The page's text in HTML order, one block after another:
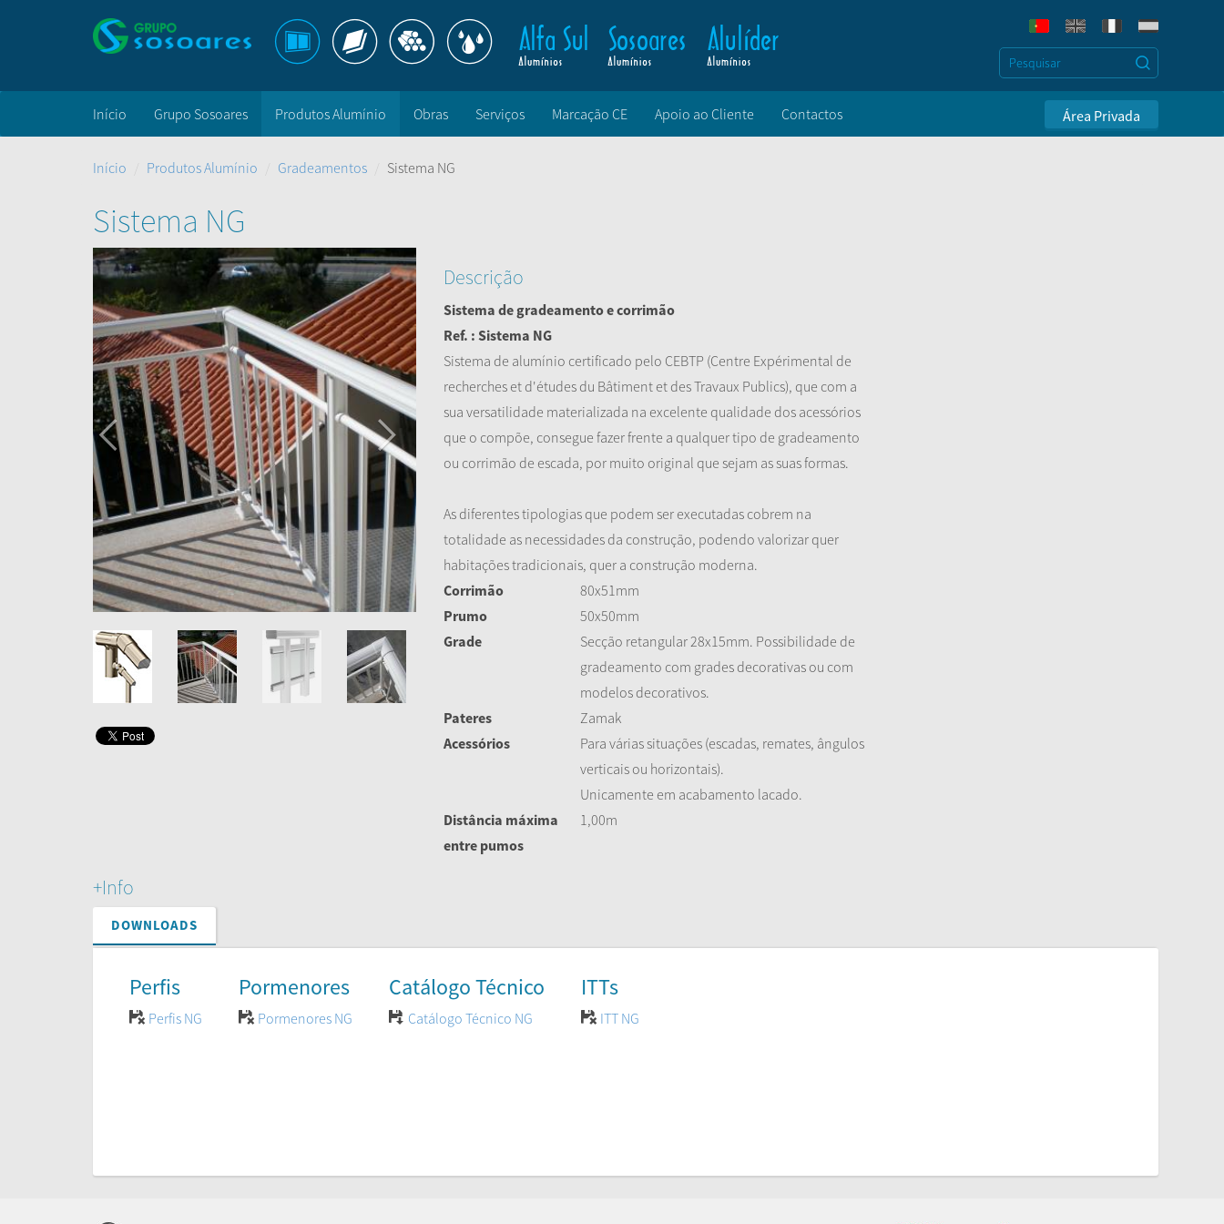
Área Privada
Início Grupo Sosoares Produtos Alumínio Obras Serviços Marcação CE Apoio ao Cliente Contactos
Início Produtos Alumínio Gradeamentos Sistema NG
Sistema NG
Descrição
Sistema de gradeamento e corrimão
Ref. : Sistema NG
Sistema de alumínio certificado pelo CEBTP (Centre Expérimental de
recherches et d'études du Bâtiment et des Travaux Publics), que com a
sua versatilidade materializada na excelente qualidade dos acessórios
que o compõe, consegue fazer frente a qualquer tipo de gradeamento
ou corrimão de escada, por muito original que sejam as suas formas.
As diferentes tipologias que podem ser executadas cobrem na
totalidade as necessidades da construção, podendo valorizar quer
habitações tradicionais, quer a construção moderna.
Corrimão
80x51mm
Prumo
50x50mm
Grade
Secção retangular 28x15mm. Possibilidade de
gradeamento com grades decorativas ou com
modelos decorativos.
Pateres
Zamak
Acessórios
Para várias situações (escadas, remates, ângulos
verticais ou horizontais).
Unicamente em acabamento lacado.
Distância máxima
entre pumos
1,00m
+Info
DOWNLOADS
Perfis
Perfis NG
Pormenores
Pormenores NG
Catálogo Técnico
Catálogo Técnico NG
ITTs
ITT NG